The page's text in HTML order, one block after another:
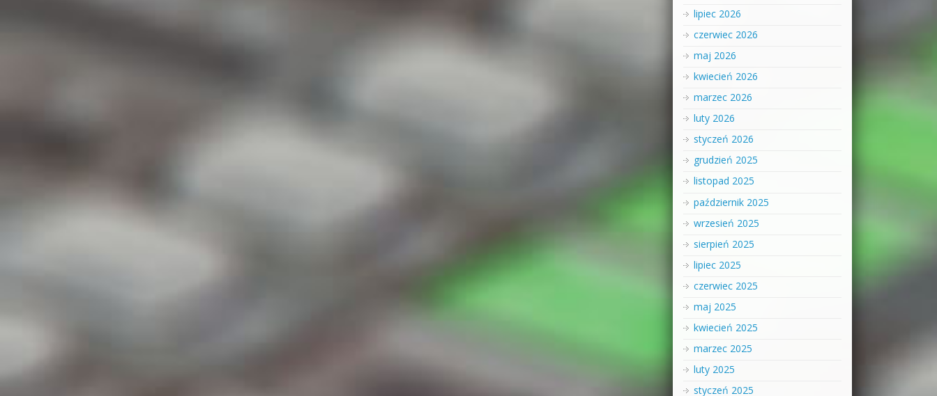
lipiec 2026
czerwiec 2026
maj 2026
kwiecień 2026
marzec 2026
luty 2026
styczeń 2026
grudzień 2025
listopad 2025
październik 2025
wrzesień 2025
sierpień 2025
lipiec 2025
czerwiec 2025
maj 2025
kwiecień 2025
marzec 2025
luty 2025
styczeń 2025